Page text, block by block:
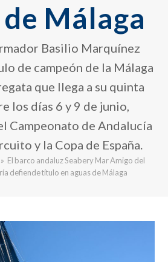
Málaga
Basilio Marquínez
de campeón de la Málaga
que llega a su quinta
los días 6 y 9 de junio,
Campeonato de Andalucía
y la Copa de España.
» El barco andaluz Seabery Mar Amigo del
defiende título en aguas de Málaga